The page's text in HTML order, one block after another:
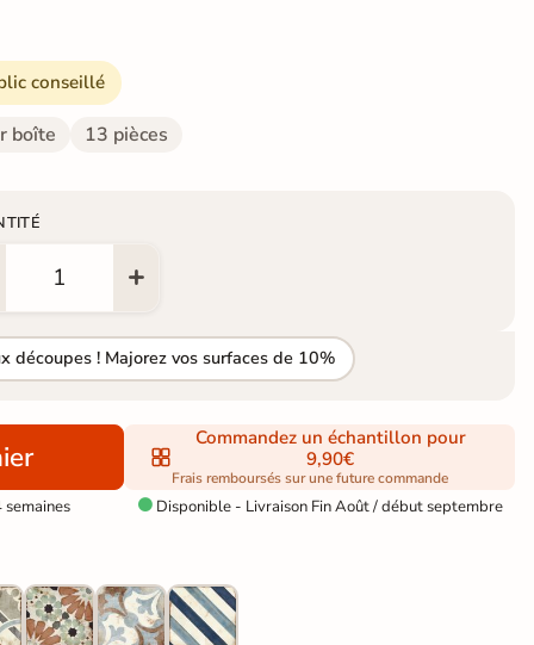
conseillé
boîte 13 pièces
découpes ! Majorez vos surfaces de 10%
Commandez un échantillon pour
9,90€
Frais remboursés sur une future commande
Disponible - Livraison Fin Août / début septembre